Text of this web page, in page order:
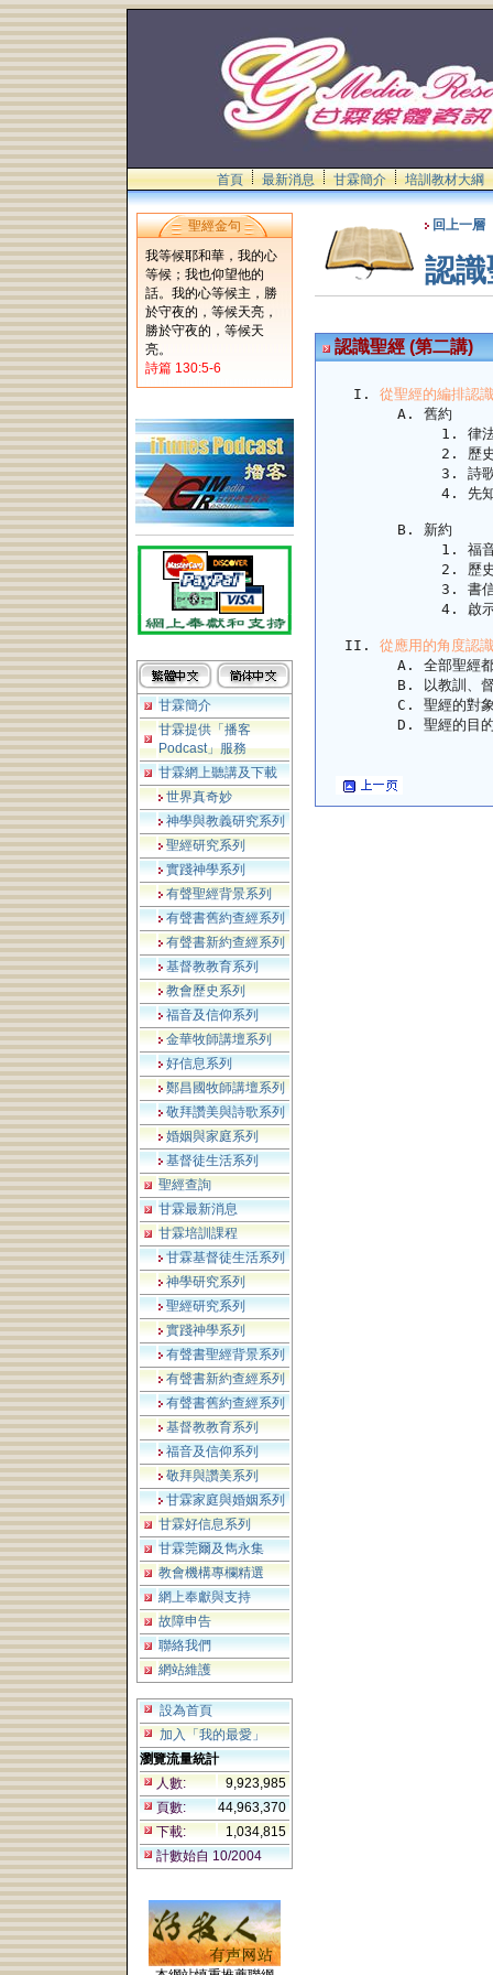
首頁 最新消息 甘霖簡介 培訓教材大綱
聖經金句
我等候耶和華，我的心
等候；我也仰望他的
話。我的心等候主，勝
於守夜的，等候天亮，
勝於守夜的，等候天
亮。
詩篇 130:5-6
甘霖簡介
甘霖提供「播客
Podcast」服務
甘霖網上聽講及下載
世界真奇妙
神學與教義研究系列
聖經研究系列
實踐神學系列
有聲聖經背景系列
有聲書舊約查經系列
有聲書新約查經系列
基督教教育系列
教會歷史系列
福音及信仰系列
金華牧師講壇系列
好信息系列
鄭昌國牧師講壇系列
敬拜讚美與詩歌系列
婚姻與家庭系列
基督徒生活系列
聖經查詢
甘霖最新消息
甘霖培訓課程
甘霖基督徒生活系列
神學研究系列
聖經研究系列
實踐神學系列
有聲書聖經背景系列
有聲書新約查經系列
有聲書舊約查經系列
基督教教育系列
福音及信仰系列
敬拜與讚美系列
甘霖家庭與婚姻系列
甘霖好信息系列
甘霖莞爾及雋永集
教會機構專欄精選
網上奉獻與支持
故障申告
聯絡我們
網站維護
設為首頁
加入「我的最愛」
瀏覽流量統計
人數:
9,923,985
頁數:
44,963,370
下載:
1,034,815
計數始自 10/2004
回上一層
認
認識聖經 (第二講)
從聖經的編排認
舊約
律
歷
詩
先
新約
福
歷
書
啟
從應用的角度認
全部聖經
以教訓、
聖經的對
聖經的目